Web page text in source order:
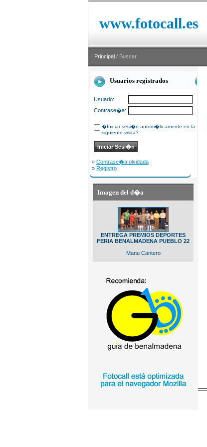
www.fotocall.es
Principal / Buscar
Usuarios registrados
Usuario:
Contrase�a:
�Iniciar sesi�n autom�ticamente en la
siguiente visita?
» Contrase�a olvidada
» Registro
Imagen del d�a
ENTREGA PREMIOS DEPORTES
FERIA BENALMADENA PUEBLO 22
Manu Cantero